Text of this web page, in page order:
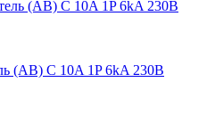
(АВ) C 10A 1P 6kA 230В